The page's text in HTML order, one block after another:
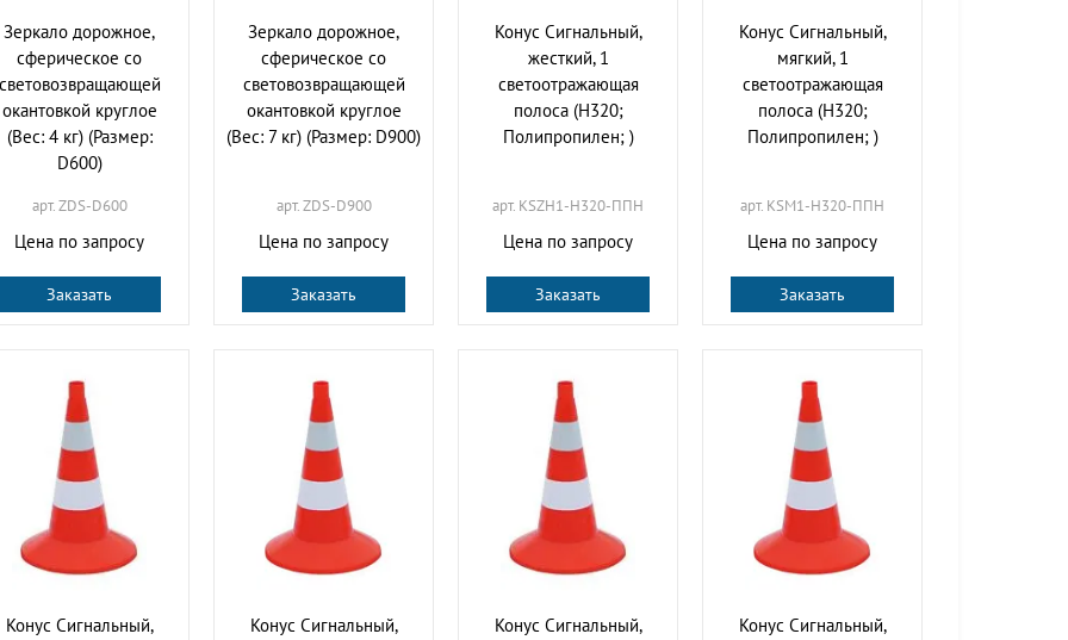
Зеркало дорожное,
сферическое со
окантовкой круглое
(Вес: 4 кг) (Размер:
D600)
арт. ZDS-D600
Цена по запросу
Заказать
Зеркало дорожное,
сферическое со
световозвращающей
окантовкой круглое
(Вес: 7 кг) (Размер: D900)
арт. ZDS-D900
Цена по запросу
Заказать
Конус Сигнальный,
жесткий, 1
светоотражающая
полоса (H320;
Полипропилен; )
арт. KSZH1-H320-ППН
Цена по запросу
Заказать
Конус Сигнальный,
мягкий, 1
светоотражающая
полоса (H320;
Полипропилен; )
арт. KSM1-H320-ППН
Цена по запросу
Заказать
Конус Сигнальный, Конус Сигнальный, Конус Сигнальный, Конус Сигнальный,